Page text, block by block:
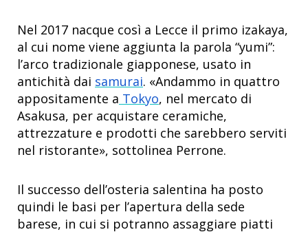
Nel 2017 nacque così a Lecce il primo izakaya,
al cui nome viene aggiunta la parola “yumi”:
l’arco tradizionale giapponese, usato in
antichità dai samurai. «Andammo in quattro
appositamente a Tokyo, nel mercato di
Asakusa, per acquistare ceramiche,
attrezzature e prodotti che sarebbero serviti
nel ristorante», sottolinea Perrone.
Il successo dell’osteria salentina ha posto
quindi le basi per l’apertura della sede
barese, in cui si potranno assaggiare piatti